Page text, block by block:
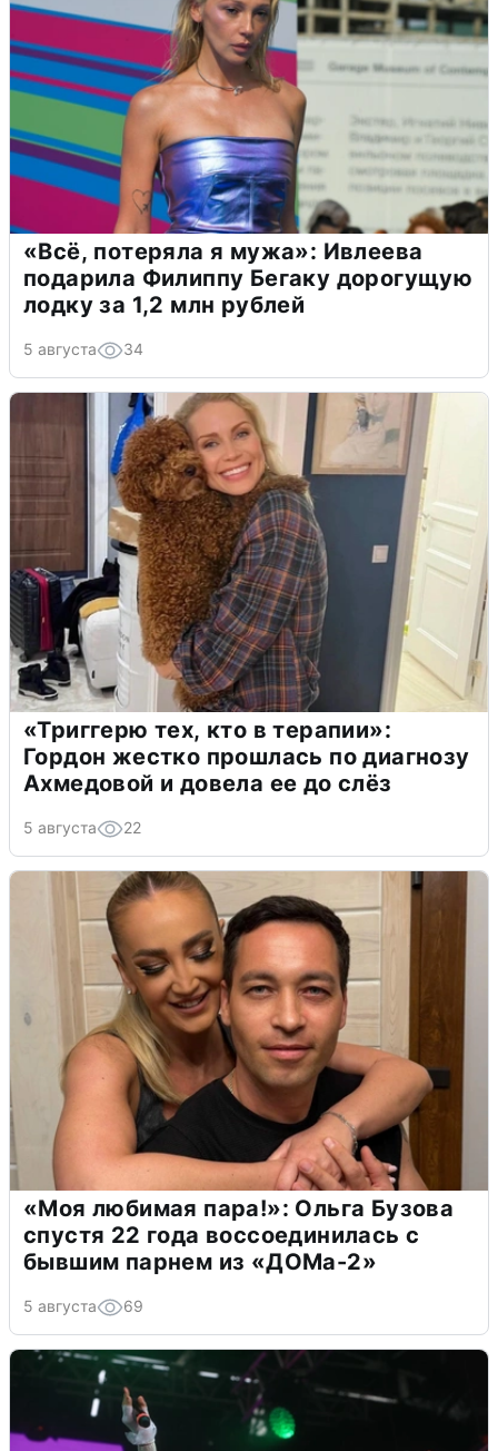
«Всё, потеряла я мужа»: Ивлеева
подарила Филиппу Бегаку дорогущую
лодку за 1,2 млн рублей
5 августа 34
«Триггерю тех, кто в терапии»:
Гордон жестко прошлась по диагнозу
Ахмедовой и довела ее до слёз
5 августа 22
«Моя любимая пара!»: Ольга Бузова
спустя 22 года воссоединилась с
бывшим парнем из «ДОМа-2»
5 августа 69